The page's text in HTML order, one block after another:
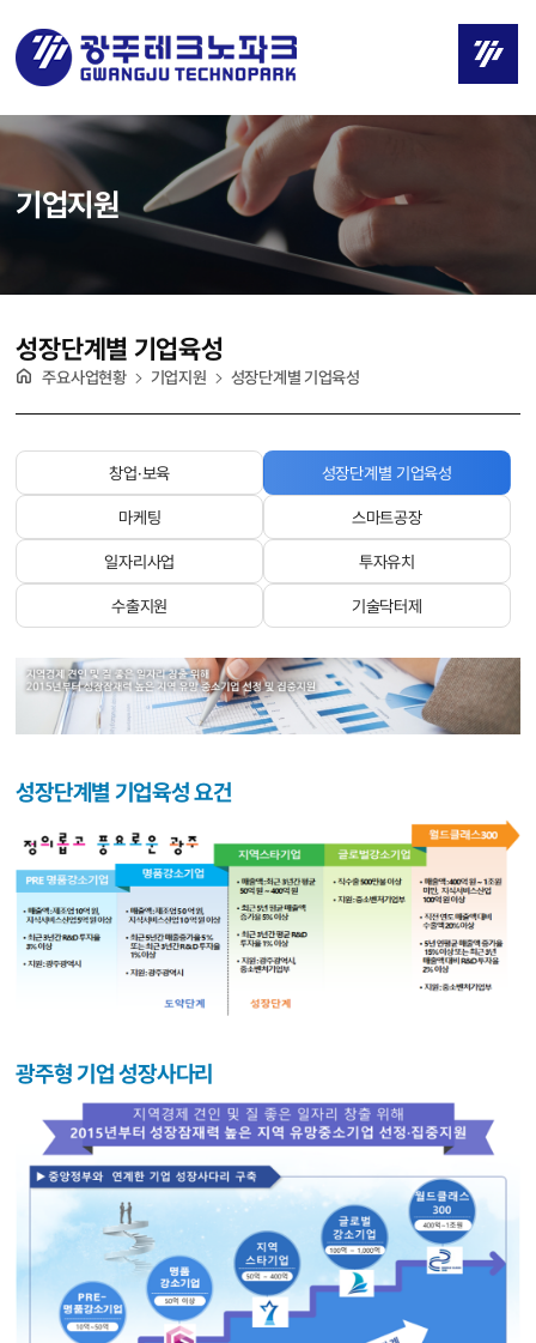
기업지원
성장단계별 기업육성
주요사업현황 기업지원 성장단계별 기업육성
창업·보육 성장단계별 기업육성
마케팅 스마트공장
일자리사업 투자유치
수출지원 기술닥터제
성장단계별 기업육성 요건
광주형 기업 성장사다리